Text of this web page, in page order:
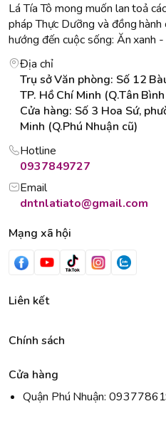
Lá Tía Tô mong muốn lan toả
pháp Thực Dưỡng và đồng
hướng đến cuộc sống: Ăn xanh
Địa chỉ
Trụ sở Văn phòng: Số 12
TP. Hồ Chí Minh (Q.Tân
Cửa hàng: Số 3 Hoa Sứ,
Minh (Q.Phú Nhuận cũ)
Hotline
0937849727
Email
dntnlatiato@gmail.com
Mạng xã hội
Liên kết
Chính sách
Cửa hàng
Quận Phú Nhuận: